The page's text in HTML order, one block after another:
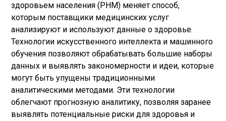
здоровьем населения (PHM) меняет способ,
которым поставщики медицинских услуг
анализируют и используют данные о здоровье.
Технологии искусственного интеллекта и машинного
обучения позволяют обрабатывать большие наборы
данных и выявлять закономерности и идеи, которые
могут быть упущены традиционными
аналитическими методами. Эти технологии
облегчают прогнозную аналитику, позволяя заранее
выявлять потенциальные риски для здоровья и